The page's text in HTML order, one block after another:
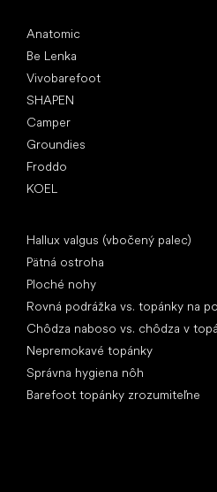
Anatomic
Be Lenka
Vivobarefoot
SHAPEN
Camper
Groundies
Froddo
KOEL
Hallux valgus (vbočený palec)
Pätná ostroha
Ploché nohy
Rovná podrážka vs. topánky na
Chôdza naboso vs. chôdza v
Nepremokavé topánky
Správna hygiena nôh
Barefoot topánky zrozumiteľne